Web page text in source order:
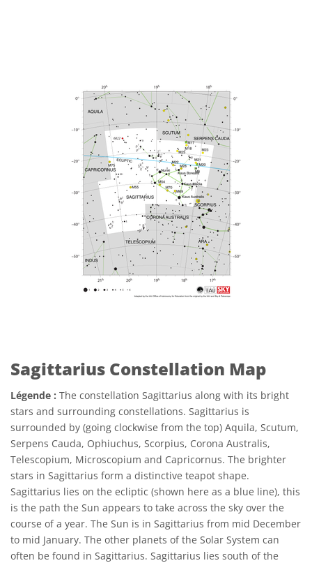
Sagittarius Constellation Map
Légende : The constellation Sagittarius along with its bright
stars and surrounding constellations. Sagittarius is
surrounded by (going clockwise from the top) Aquila, Scutum,
Serpens Cauda, Ophiuchus, Scorpius, Corona Australis,
Telescopium, Microscopium and Capricornus. The brighter
stars in Sagittarius form a distinctive teapot shape.
Sagittarius lies on the ecliptic (shown here as a blue line), this
is the path the Sun appears to take across the sky over the
course of a year. The Sun is in Sagittarius from mid December
to mid January. The other planets of the Solar System can
often be found in Sagittarius. Sagittarius lies south of the